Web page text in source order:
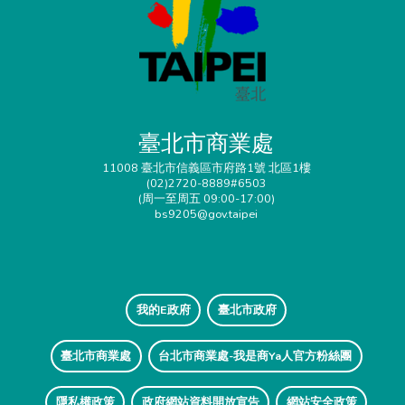
臺北市商業處
11008 臺北市信義區市府路1號 北區1樓
(02)2720-8889#6503
(周一至周五 09:00-17:00)
bs9205@gov.taipei
我的E政府 臺北市政府
臺北市商業處 台北市商業處-我是商Ya人官方粉絲團